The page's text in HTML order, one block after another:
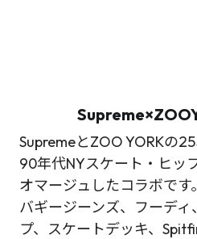
SupremeとZOO YORKの
90年代NYスケート・ヒッ
オマージュしたコラボで
バギージーンズ、フーディ
プ、スケートデッキ、